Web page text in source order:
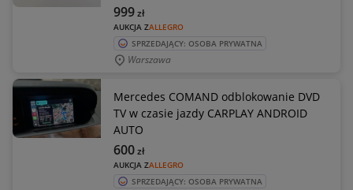
AUKCJA ZALLEGRO
999zł
SPRZEDAJĄCY: OSOBA PRYWATNA
Warszawa
Mercedes COMAND odblokowanie DVD
TV w czasie jazdy CARPLAY ANDROID
AUTO
AUKCJA ZALLEGRO
600zł
SPRZEDAJĄCY: OSOBA PRYWATNA